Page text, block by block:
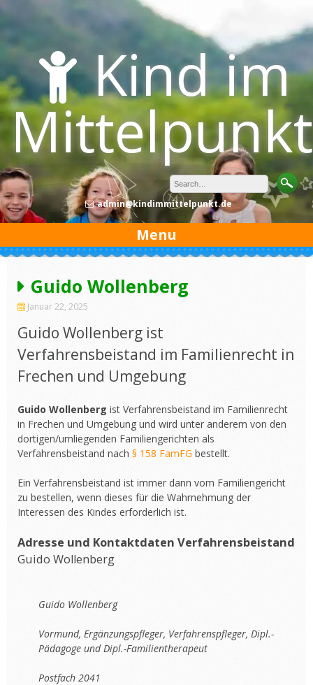
Skip
Kind im
Mittelpunkt
admin@kindimmittelpunkt.de
Menu
Guido Wollenberg
Januar 22, 2025
Guido Wollenberg ist
Verfahrensbeistand im Familienrecht in
Frechen und Umgebung
Guido Wollenberg ist Verfahrensbeistand im Familienrecht
in Frechen und Umgebung und wird unter anderem von den
dortigen/umliegenden Familiengerichten als
Verfahrensbeistand nach § 158 FamFG bestellt.
Ein Verfahrensbeistand ist immer dann vom Familiengericht
zu bestellen, wenn dieses für die Wahrnehmung der
Interessen des Kindes erforderlich ist.
Adresse und Kontaktdaten Verfahrensbeistand
Guido Wollenberg
Guido Wollenberg
Vormund, Ergänzungspfleger, Verfahrenspfleger, Dipl.-
Pädagoge und Dipl.-Familientherapeut
Postfach 2041